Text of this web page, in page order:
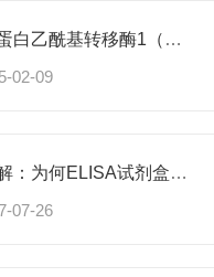
大鼠组蛋白乙酰基转移酶1（HAT1）ELISA试剂盒
02-09
技术讲解：为何ELISA试剂盒OD值不正常
07-26